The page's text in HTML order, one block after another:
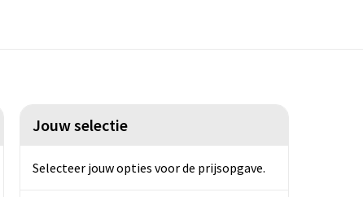
Jouw selectie
Selecteer jouw opties voor de prijsopgave.